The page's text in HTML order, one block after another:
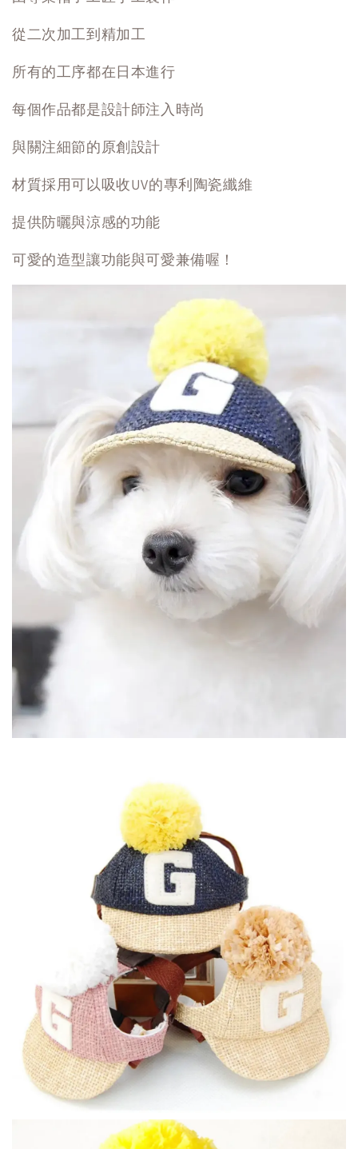
從二次加工到精加工
所有的工序都在日本進行
每個作品都是設計師注入時尚
與關注細節的原創設計
材質採用可以吸收UV的專利陶瓷纖維
提供防曬與涼感的功能
可愛的造型讓功能與可愛兼備喔！